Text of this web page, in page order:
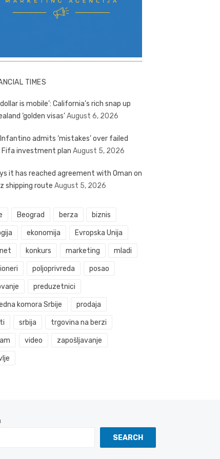
TIMES
is mobile’: California’s rich snap up
‘golden visas’August 6, 2026
admits ‘mistakes’ over failed
investment plan August 5, 2026
it has reached agreement with Oman on
shipping route August 5, 2026
Beograd berza biznis
ekonomija Evropska Unija
konkurs marketing mladi
poljoprivreda posao
preduzetnici
komora Srbije prodaja
srbija trgovina na berzi
video zapošljavanje
SEARCH